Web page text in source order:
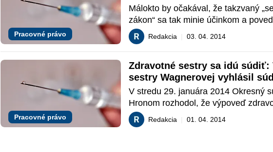
Pracovné právo
nemocnici?
Málokto by očakával, že takzvaný
zákon“ sa tak minie účinkom a
k početným prešľapom
zdravotníckym zamestnancom.
62/2012 Z. z. totiž v snahe zlepšiť
zabezpečenie zdravotníckych
Slovensku zdravotníckym
jednoducho nariadil skokovito zvýšiť
všetkým zdravotným sestrám a
asistentkám. Reakcia neštátnych
zamestnávateľov nenechala na seba
Redakcia 03. 04. 2014
Pracovné právo
Zdravotné sestry sa idú súdiť:
sestry Wagnerovej vyhlásil
neplatnú
V stredu 29. januára 2014 Okresný
Hronom rozhodol, že výpoveď
Denisy Wagnerovej je neplatná. Z
pomer pani Wagnerovej vo
Redakcia 01. 04. 2014